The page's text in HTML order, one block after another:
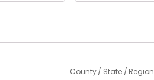
County / State / Region